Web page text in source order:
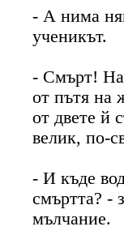
- А нима
ученикът.
- Смърт!
от пътя на
от двете й
велик, по-
- И къде
смъртта? -
мълчание.